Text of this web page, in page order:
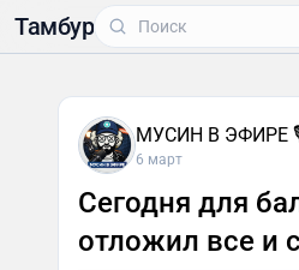
Тамбур
МУСИН В ЭФИРЕ
6 март
Сегодня для
отложил все и